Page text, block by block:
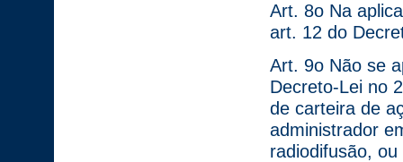
Art. 8o Na
art. 12 do
Art. 9o Não se
Decreto-Lei no
de carteira de
administrador
radiodifusão,